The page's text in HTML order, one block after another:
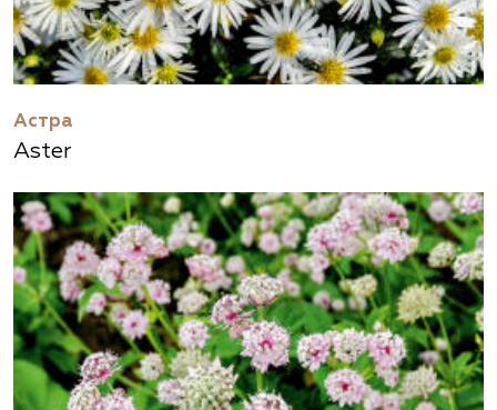
Астра
Aster